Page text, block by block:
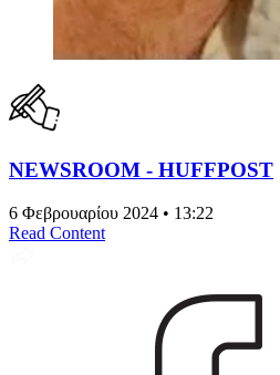
NEWSROOM - HUFFPOST
6 Φεβρουαρίου 2024 • 13:22
Read Content